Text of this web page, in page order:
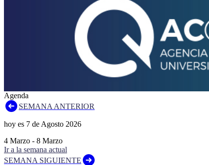
Agenda
SEMANA ANTERIOR
hoy es 7 de Agosto 2026
4 Marzo - 8 Marzo
Ir a la semana actual
SEMANA SIGUIENTE